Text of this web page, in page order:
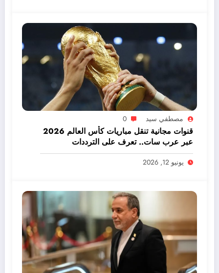
مصطفي سيد 0
قنوات مجانية تنقل مباريات كأس العالم 2026
عبر عرب سات.. تعرف على الترددات
يونيو 12, 2026